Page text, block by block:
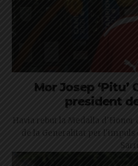
Mor Josep
president
Havia rebut la Medalla d'Honor
de la Generalitat per l'impuls